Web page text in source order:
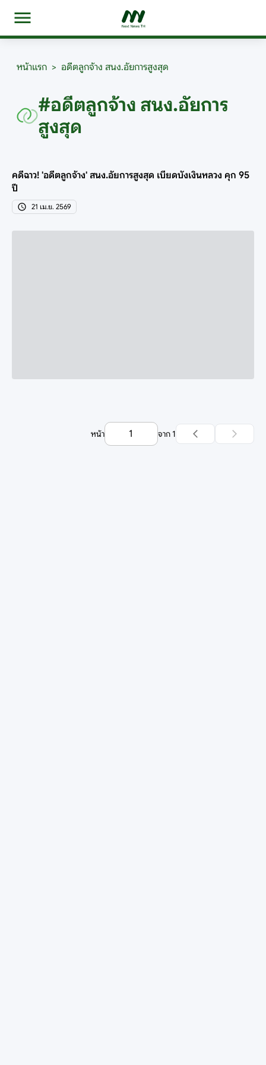
หน้าแรก > อดีตลูกจ้าง สนง.อัยการสูงสุด
#อดีตลูกจ้าง สนง.อัยการ
สูงสุด
คดีฉาว! 'อดีตลูกจ้าง' สนง.อัยการสูงสุด เบียดบังเงินหลวง คุก 95
ปี
21 เม.ย. 2569
หน้า จาก 1